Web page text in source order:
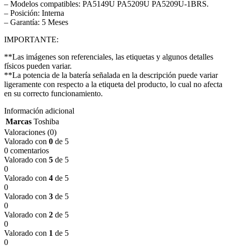
– Modelos compatibles: PA5149U PA5209U PA5209U-1BRS.
– Posición: Interna
– Garantía: 5 Meses
IMPORTANTE:
**Las imágenes son referenciales, las etiquetas y algunos detalles
físicos pueden variar.
**La potencia de la batería señalada en la descripción puede variar
ligeramente con respecto a la etiqueta del producto, lo cual no afecta
en su correcto funcionamiento.
Información adicional
Marcas Toshiba
Valoraciones (0)
Valorado con 0 de 5
0 comentarios
Valorado con 5 de 5
0
Valorado con 4 de 5
0
Valorado con 3 de 5
0
Valorado con 2 de 5
0
Valorado con 1 de 5
0